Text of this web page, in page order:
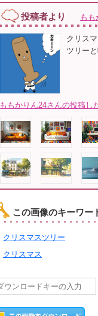
投稿者より もも
クリス
ツリー
ももかりん24さんの投稿し
この画像のキーワー
クリスマスツリー
クリスマス